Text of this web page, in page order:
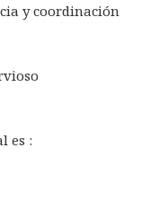
y coordinación
es :